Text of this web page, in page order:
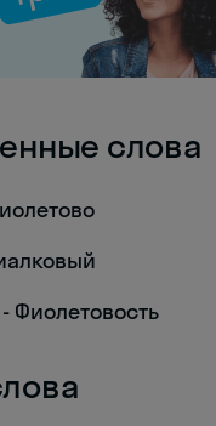
слова
Фиолетовость